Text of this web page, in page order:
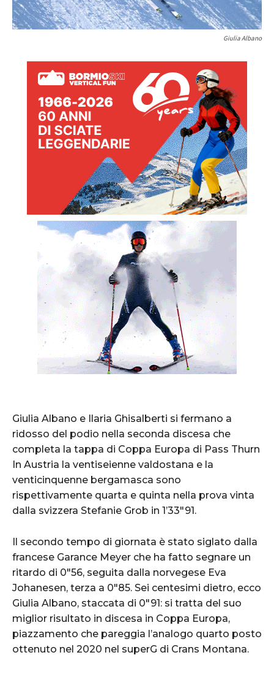
Giulia Albano
Giulia Albano e Ilaria Ghisalberti si fermano a
ridosso del podio nella seconda discesa che
completa la tappa di Coppa Europa di Pass Thurn
In Austria la ventiseienne valdostana e la
venticinquenne bergamasca sono
rispettivamente quarta e quinta nella prova vinta
dalla svizzera Stefanie Grob in 1’33″91.
Il secondo tempo di giornata è stato siglato dalla
francese Garance Meyer che ha fatto segnare un
ritardo di 0″56, seguita dalla norvegese Eva
Johanesen, terza a 0″85. Sei centesimi dietro, ecco
Giulia Albano, staccata di 0″91: si tratta del suo
miglior risultato in discesa in Coppa Europa,
piazzamento che pareggia l’analogo quarto posto
ottenuto nel 2020 nel superG di Crans Montana.